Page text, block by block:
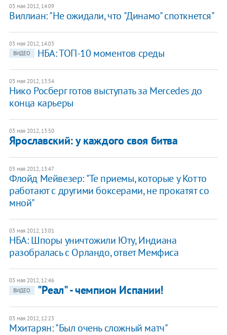
03 мая 2012, 14:09
Виллиан: "Не ожидали, что "Динамо" споткнется"
03 мая 2012, 14:03
ВИДЕО
НБА: ТОП-10 моментов среды
03 мая 2012, 13:54
Нико Росберг готов выступать за Mercedes до
конца карьеры
03 мая 2012, 13:50
Ярославский: у каждого своя битва
03 мая 2012, 13:47
Флойд Мейвезер: "Те приемы, которые у Котто
работают с другими боксерами, не прокатят со
мной"
03 мая 2012, 13:01
НБА: Шпоры уничтожили Юту, Индиана
разобралась с Орландо, ответ Мемфиса
03 мая 2012, 12:46
ВИДЕО
"Реал" - чемпион Испании!
03 мая 2012, 12:23
Мхитарян: "Был очень сложный матч"